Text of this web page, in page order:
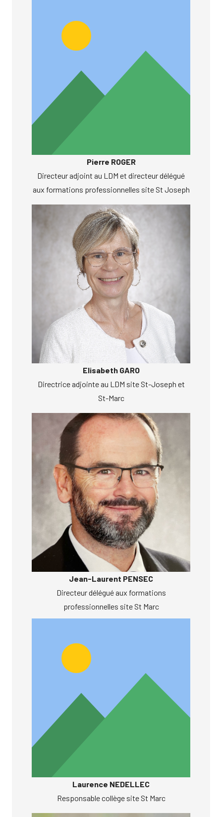
Pierre ROGER
Directeur adjoint au LDM et directeur délégué
aux formations professionnelles site St Joseph
Elisabeth GARO
Directrice adjointe au LDM site St-Joseph et
St-Marc
Jean-Laurent PENSEC
Directeur délégué aux formations
professionnelles site St Marc
Laurence NEDELLEC
Responsable collège site St Marc